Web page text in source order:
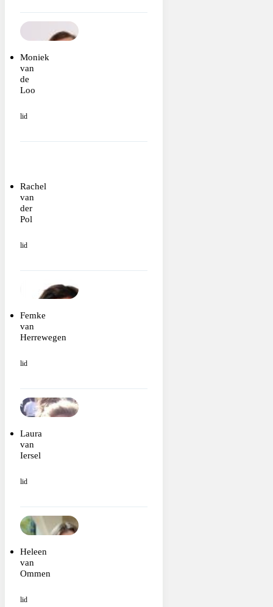
Moniek
van
de
Loo
lid
Rachel
van
der
Pol
lid
Femke
van
Herrewegen
lid
Laura
van
Iersel
lid
Heleen
van
Ommen
lid